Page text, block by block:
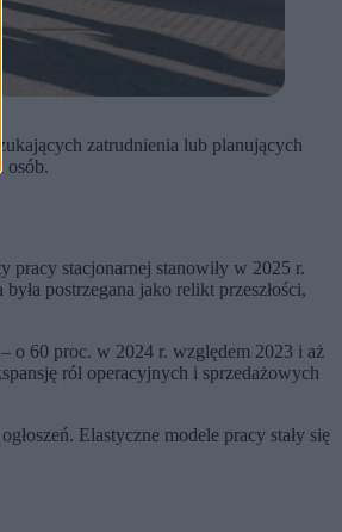
zatrudnienia lub planujących
osób.
pracy stacjonarnej stanowiły w 2025 r.
postrzegana jako relikt przeszłości,
o 60 proc. w 2024 r. względem 2023 i aż
ról operacyjnych i sprzedażowych
Elastyczne modele pracy stały się